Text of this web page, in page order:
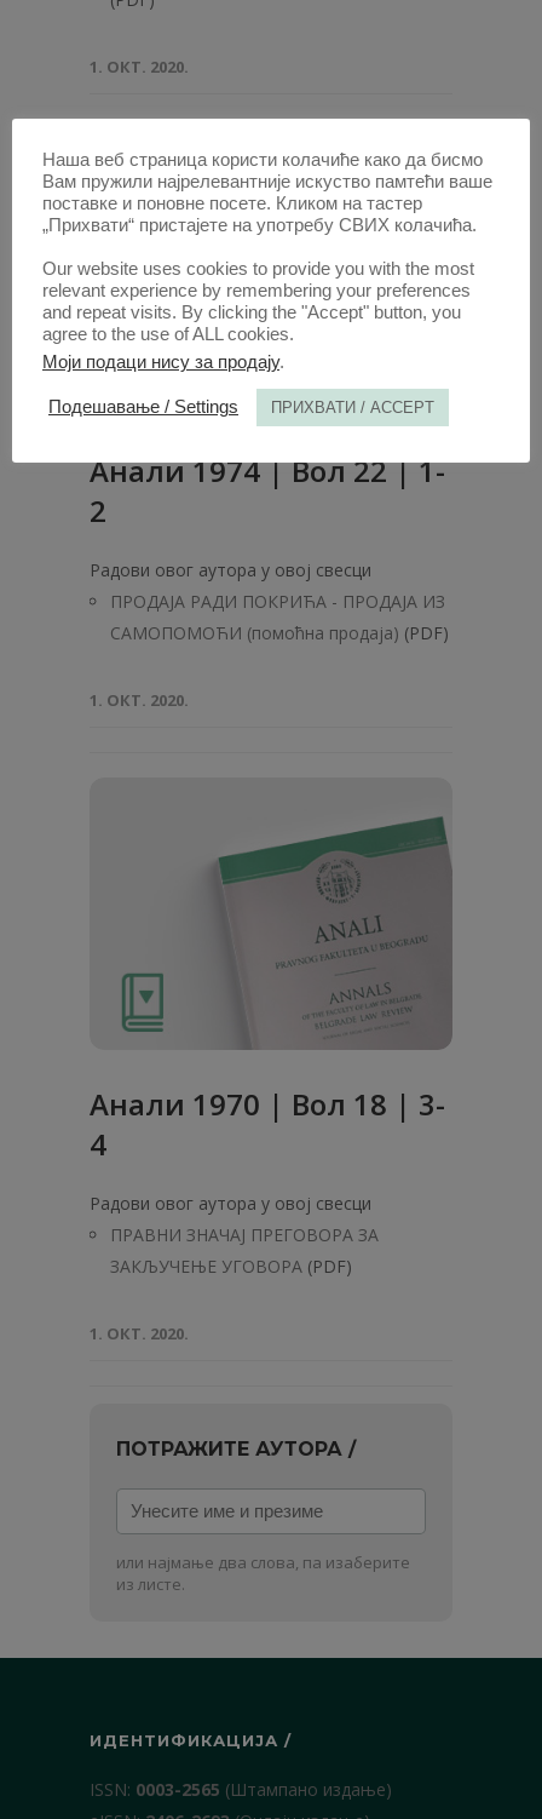
1. ОКТ. 2020.
Анaли 1974 | Вол 22 | 1-
2
Радови овог аутора у овој свесци
ПРОДАЈА РАДИ ПОКРИЋА - ПРОДАЈА ИЗ
САМОПОМОЋИ (помоћна продаја) (PDF)
1. ОКТ. 2020.
Анaли 1970 | Вол 18 | 3-
4
Радови овог аутора у овој свесци
ПРАВНИ ЗНАЧАЈ ПРЕГОВОРА ЗА
ЗАКЉУЧЕЊЕ УГОВОРА (PDF)
1. ОКТ. 2020.
ПОТРАЖИТЕ АУТОРА /
Унесите
име
и
презиме
или најмање два слова, па изаберите
из листе.
ИДЕНТИФИКАЦИЈА /
ISSN: 0003-2565 (Штампано издање)
Наша веб страница користи колачиће како да бисмо
Вам пружили најрелевантније искуство памтећи ваше
поставке и поновне посете. Кликом на тастер
„Прихвати“ пристајете на употребу СВИХ колачића.
Our website uses cookies to provide you with the most
relevant experience by remembering your preferences
and repeat visits. By clicking the "Accept" button, you
agree to the use of ALL cookies.
Моји подаци нису за продају.
Подешавање / Settings ПРИХВАТИ / ACCEPT